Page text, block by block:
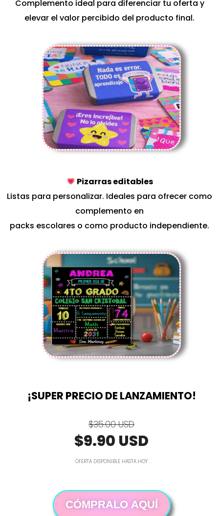
Complemento ideal para diferenciar tu oferta y
elevar el valor percibido del producto final.
Pizarras editables
Listas para personalizar. Ideales para ofrecer como
complemento en
packs escolares o como producto independiente.
¡SUPER PRECIO DE LANZAMIENTO!
$35.00 USD
$9.90 USD
OFERTA DISPONIBLE HASTA HOY
CÓMPRALO AQUÍ